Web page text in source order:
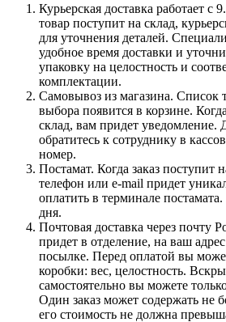
Курьерская доставка работает с
товар поступит на склад,
для уточнения деталей.
удобное время доставки и
упаковку на целостность и
комплектации.
Самовывоз из магазина. Список
выбора появится в корзине.
склад, вам придет уведомление.
обратитесь к сотруднику в
номер.
Постамат. Когда заказ поступит
телефон или e-mail придет
оплатить в терминале
дня.
Почтовая доставка через почту
придет в отделение, на ваш
посылке. Перед оплатой вы
коробки: вес, целостность.
самостоятельно вы можете
Один заказ может содержать не
его стоимость не должна